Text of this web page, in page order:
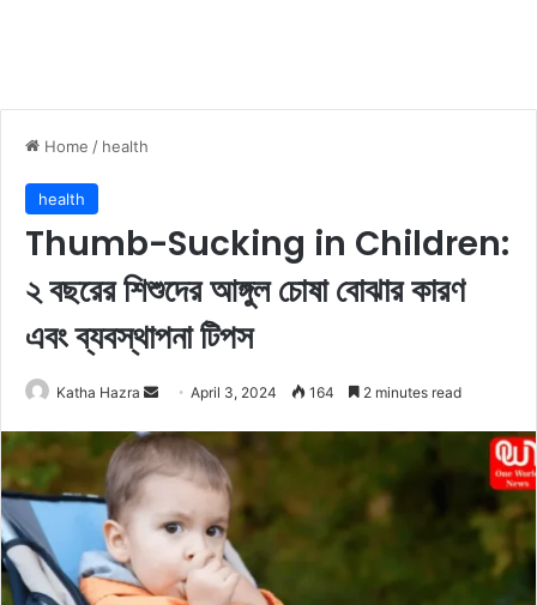
Home / health
health
Thumb-Sucking in Children:
২ বছরের শিশুদের আঙ্গুল চোষা বোঝার কারণ
এবং ব্যবস্থাপনা টিপস
Katha Hazra
n
d
n
e
m
April 3, 2024 164 2 minutes read